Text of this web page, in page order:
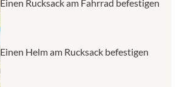
Einen Rucksack am Fahrrad befestigen
Einen Helm am Rucksack befestigen